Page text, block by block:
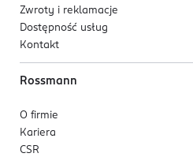
Zwroty i reklamacje
Dostępność usług
Kontakt
Rossmann
O firmie
Kariera
CSR